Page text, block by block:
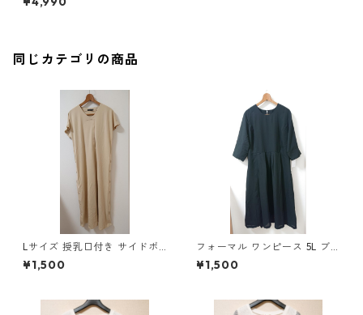
8〇
同じカテゴリの商品
Lサイズ 授乳口付き サイドボ
タンデザイン ワンピース マタ
ニティ ベージュ ◆KIY-1303
¥1,500
フォーマル ワンピース 5L ブ
ラック ◆KIY-1300◆
¥1,500